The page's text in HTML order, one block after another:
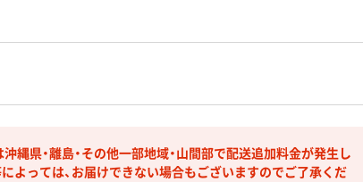
縄県・離島・その他一部地域・山間部で配送追加料金が発生し
よっては、お届けできない場合もございますのでご了承くだ